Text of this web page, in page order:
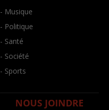
- Musique
- Politique
- Santé
- Société
- Sports
NOUS JOINDRE